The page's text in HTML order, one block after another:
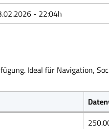
- 22:04h
Ideal für Navigation,